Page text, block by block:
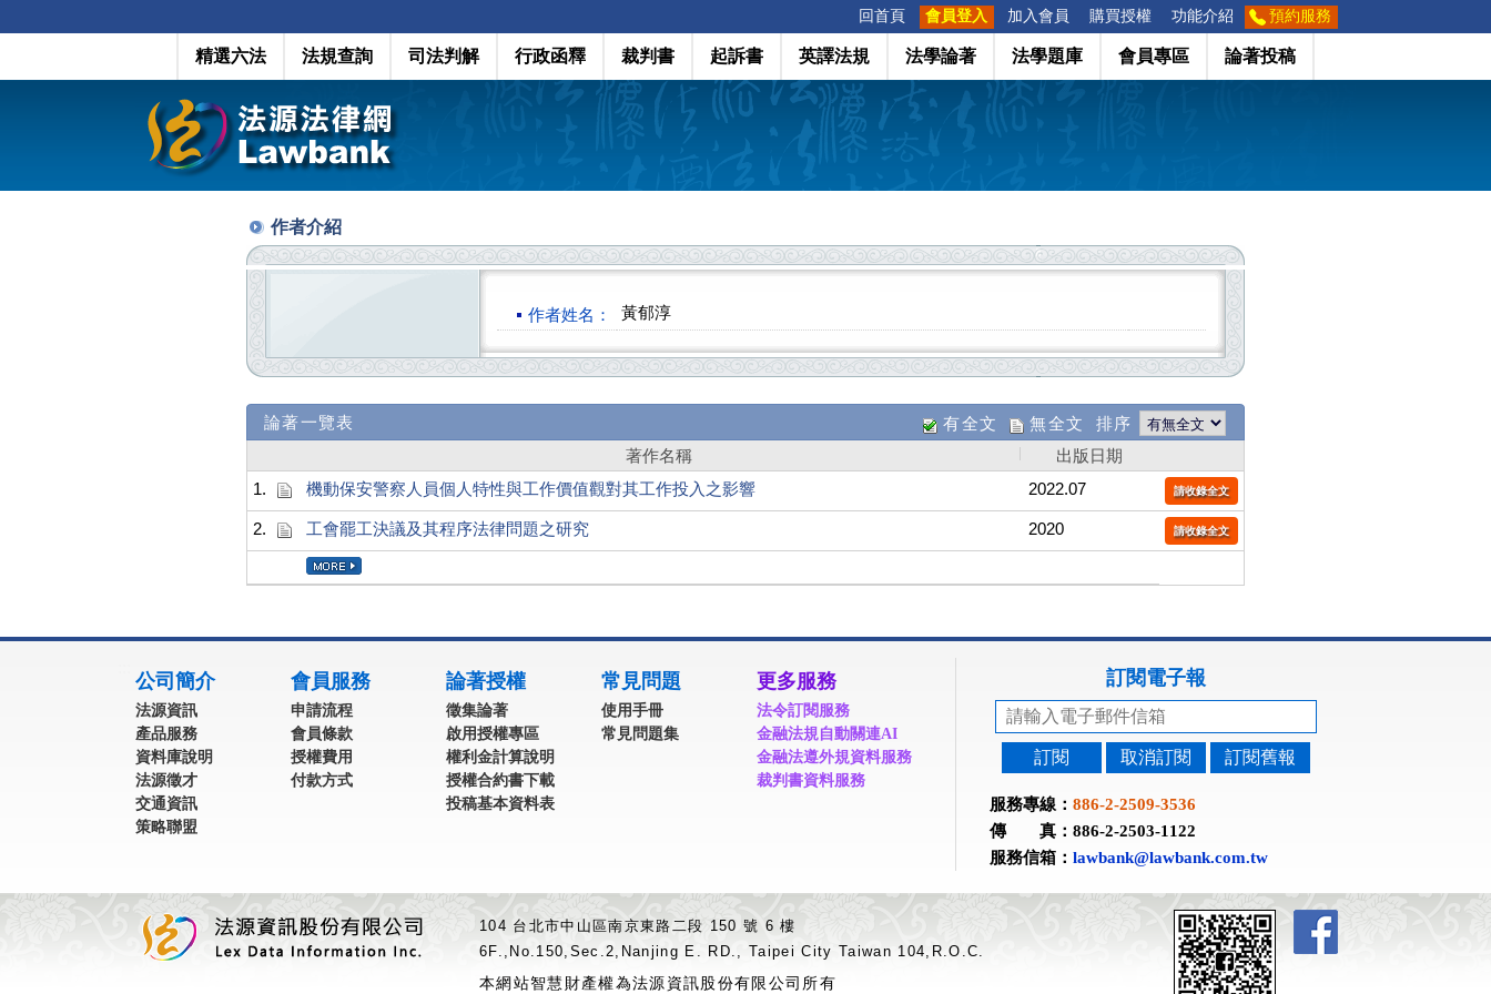
回首頁 會員登入 加入會員 購買授權 功能介紹 預約服務
精選六法 法規查詢 司法判解 行政函釋 裁判書 起訴書 英譯法規 法學論著 法學題庫 會員專區 論著投稿
作者介紹
作者姓名： 黃郁淳
論著一覽表 有全文 無全文 排序
著作名稱
出版日期
1.
機動保安警察人員個人特性與工作價值觀對其工作投入之影響 2022.07 請收錄全文
2. 工會罷工決議及其程序法律問題之研究 2020 請收錄全文
公司簡介
法源資訊
產品服務
資料庫說明
法源徵才
交通資訊
策略聯盟
會員服務
申請流程
會員條款
授權費用
付款方式
論著授權
徵集論著
啟用授權專區
權利金計算說明
授權合約書下載
投稿基本資料表
常見問題
使用手冊
常見問題集
更多服務
法令訂閱服務
金融法規自動關連AI
金融法遵外規資料服務
裁判書資料服務
訂閱電子報
訂閱 取消訂閱 訂閱舊報
服務專線： 886-2-2509-3536
傳 真：886-2-2503-1122
服務信箱： lawbank@lawbank.com.tw
104 台北市中山區南京東路二段 150 號 6 樓
6F.,No.150,Sec.2,Nanjing E. RD., Taipei City Taiwan 104,R.O.C.
本網站智慧財產權為法源資訊股份有限公司所有